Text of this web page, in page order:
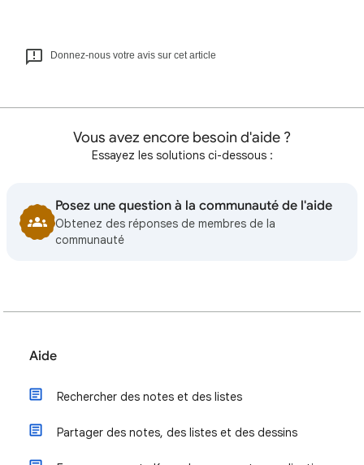
Donnez-nous votre avis sur cet article
Vous avez encore besoin d'aide ?
Essayez les solutions ci-dessous :
Posez une question à la communauté de l'aide
Obtenez des réponses de membres de la
communauté
Aide
Rechercher des notes et des listes
Partager des notes, des listes et des dessins